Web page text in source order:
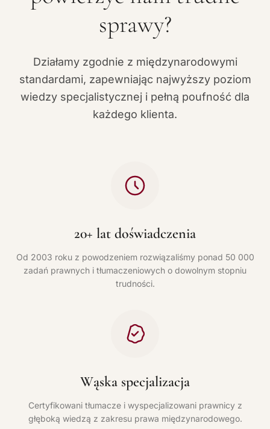
sprawy?
Działamy zgodnie z międzynarodowymi
standardami, zapewniając najwyższy poziom
wiedzy specjalistycznej i pełną poufność dla
każdego klienta.
20+ lat doświadczenia
Od 2003 roku z powodzeniem rozwiązaliśmy ponad 50 000
zadań prawnych i tłumaczeniowych o dowolnym stopniu
trudności.
Wąska specjalizacja
Certyfikowani tłumacze i wyspecjalizowani prawnicy z
głęboką wiedzą z zakresu prawa międzynarodowego.